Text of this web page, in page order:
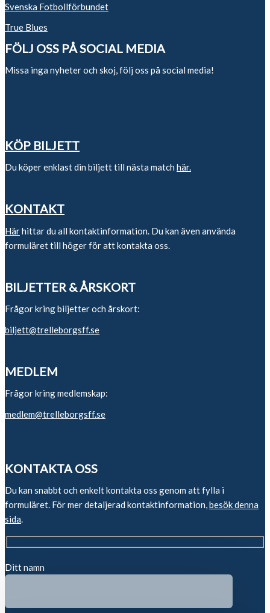
Svenska Fotbollförbundet
True Blues
FÖLJ OSS PÅ SOCIAL MEDIA
Missa inga nyheter och skoj, följ oss på social media!
KÖP BILJETT
Du köper enklast din biljett till nästa match här.
KONTAKT
Härhittar du all kontaktinformation. Du kan även använda
formuläret till höger för att kontakta oss.
BILJETTER & ÅRSKORT
Frågor kring biljetter och årskort:
biljett@trelleborgsff.se
MEDLEM
Frågor kring medlemskap:
medlem@trelleborgsff.se
KONTAKTA OSS
Du kan snabbt och enkelt kontakta oss genom att fylla i
formuläret. För mer detaljerad kontaktinformation,besök denna
sida.
Ditt namn